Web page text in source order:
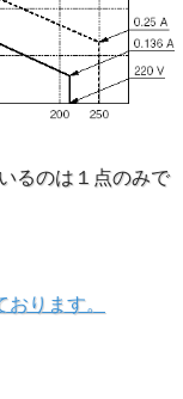
るのは１点のみで
ります。